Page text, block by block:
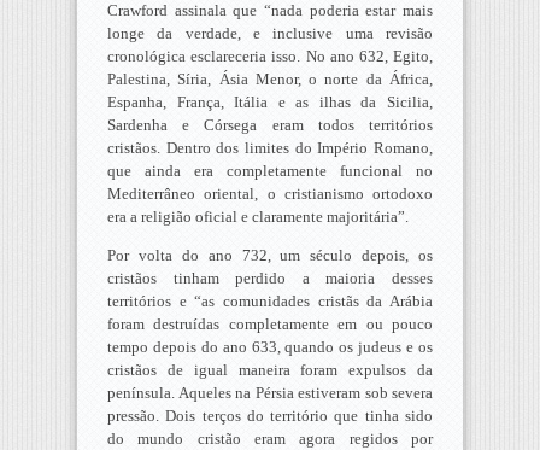
Crawford assinala que “nada poderia estar mais
longe da verdade, e inclusive uma revisão
cronológica esclareceria isso. No ano 632, Egito,
Palestina, Síria, Ásia Menor, o norte da África,
Espanha, França, Itália e as ilhas da Sicilia,
Sardenha e Córsega eram todos territórios
cristãos. Dentro dos limites do Império Romano,
que ainda era completamente funcional no
Mediterrâneo oriental, o cristianismo ortodoxo
era a religião oficial e claramente majoritária”.
Por volta do ano 732, um século depois, os
cristãos tinham perdido a maioria desses
territórios e “as comunidades cristãs da Arábia
foram destruídas completamente em ou pouco
tempo depois do ano 633, quando os judeus e os
cristãos de igual maneira foram expulsos da
península. Aqueles na Pérsia estiveram sob severa
pressão. Dois terços do território que tinha sido
do mundo cristão eram agora regidos por